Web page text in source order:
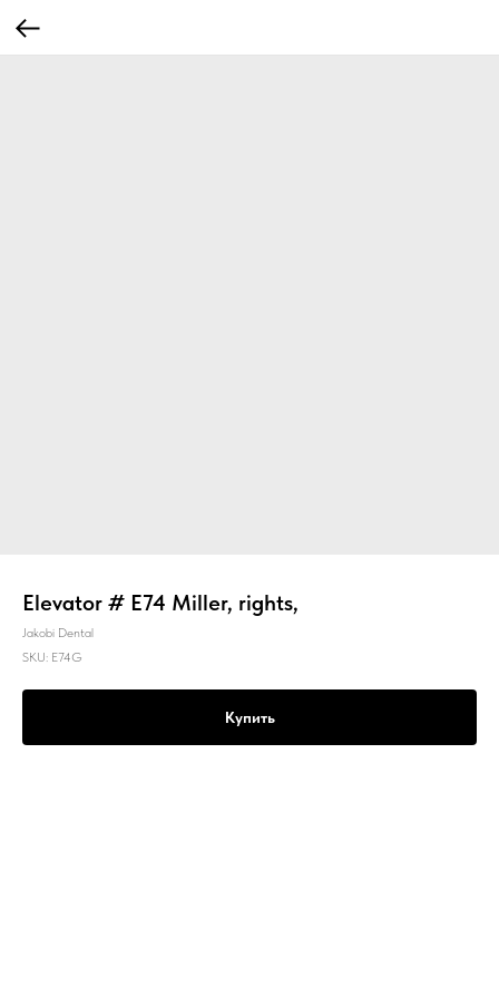
Elevator # E74 Miller, rights,
Jakobi Dental
SKU: E74G
Купить